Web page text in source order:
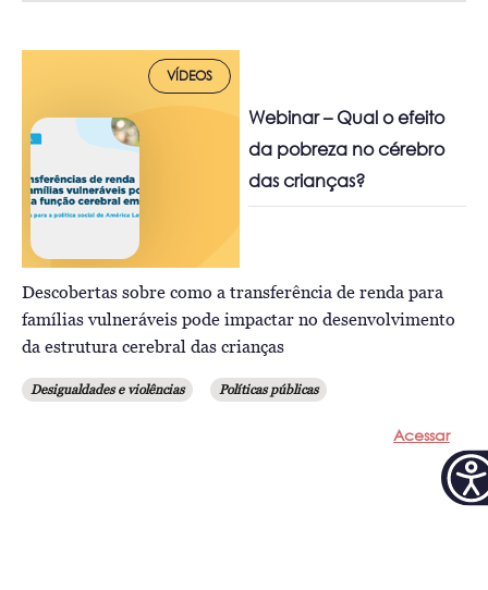
VÍDEOS
Webinar – Qual o efeito
da pobreza no cérebro
das crianças?
Descobertas sobre como a transferência de renda para
famílias vulneráveis pode impactar no desenvolvimento
da estrutura cerebral das crianças
Desigualdades e violências Políticas públicas
Acessar